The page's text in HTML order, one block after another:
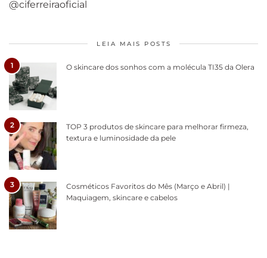
@ciferreiraoficial
LEIA MAIS POSTS
1 O skincare dos sonhos com a molécula TI35 da Olera
2
TOP 3 produtos de skincare para melhorar firmeza,
textura e luminosidade da pele
3
Cosméticos Favoritos do Mês (Março e Abril) |
Maquiagem, skincare e cabelos